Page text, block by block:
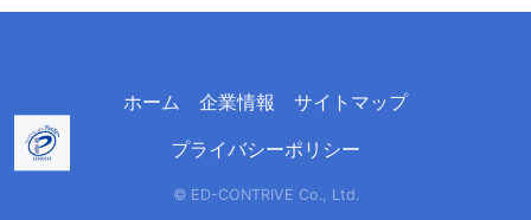
ホーム 企業情報
サイトマップ
プライバシーポリシー
© ED-CONTRIVE Co., Ltd.